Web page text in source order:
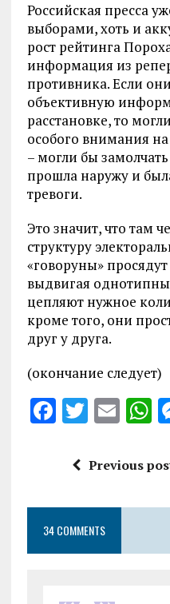
Российская пресса
выборами, хоть и
рост рейтинга
информация из
противника. Если
объективную
расстановке, то
особого внимания
– могли бы
прошла наружу и
тревоги.
Это значит, что там
структуру
«говоруны»
выдвигая
цепляют нужное
кроме того, они
друг у друга.
(окончание следует)
F
ce
o
o
k
T
it
r
E
ai
A
p
Previous
34 COMMENTS